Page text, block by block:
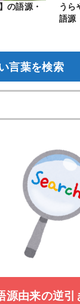
の語源・
うら
語源
言葉を検索
索:
源由来の逆引